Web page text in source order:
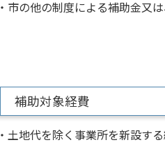
・市の他の制度による補助金又
補助対象経費
・土地代を除く事業所を新設す